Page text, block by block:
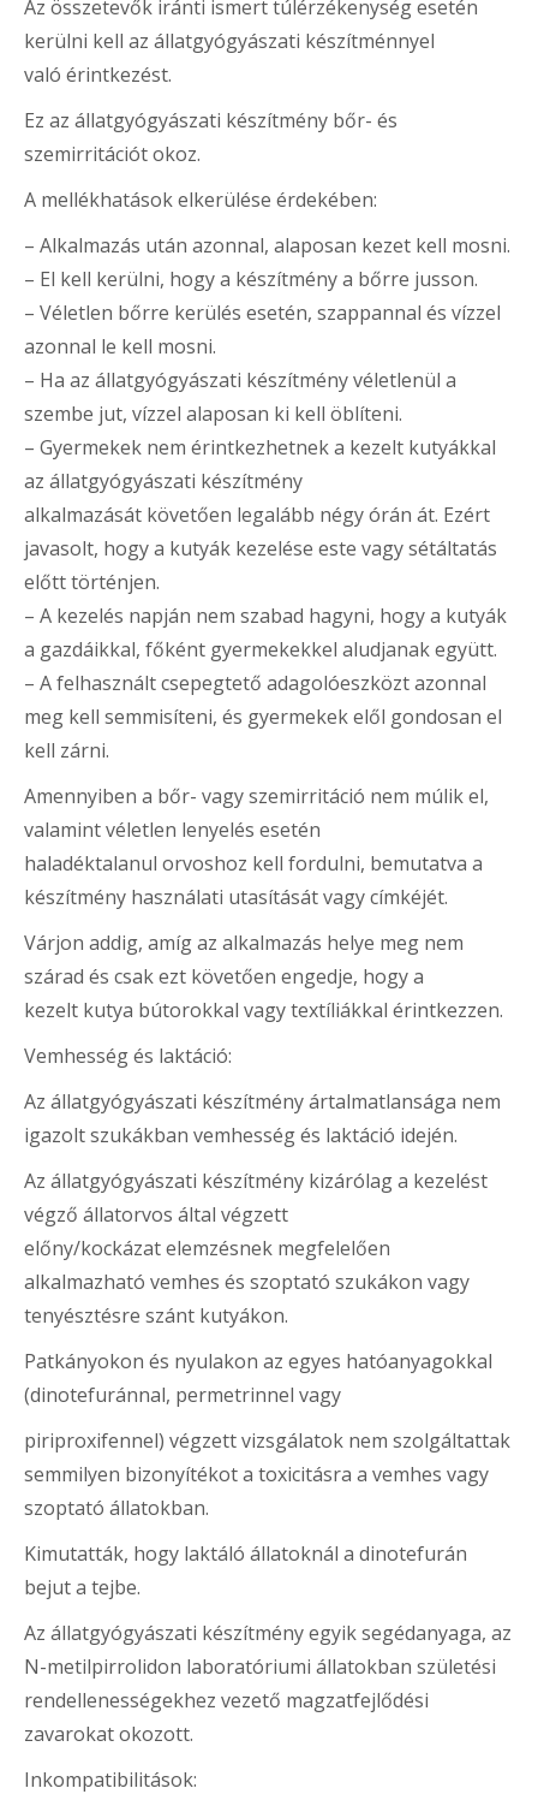
Az összetevők iránti ismert túlérzékenység esetén
kerülni kell az állatgyógyászati készítménnyel
való érintkezést.
Ez az állatgyógyászati készítmény bőr- és
szemirritációt okoz.
A mellékhatások elkerülése érdekében:
– Alkalmazás után azonnal, alaposan kezet kell mosni.
– El kell kerülni, hogy a készítmény a bőrre jusson.
– Véletlen bőrre kerülés esetén, szappannal és vízzel
azonnal le kell mosni.
– Ha az állatgyógyászati készítmény véletlenül a
szembe jut, vízzel alaposan ki kell öblíteni.
– Gyermekek nem érintkezhetnek a kezelt kutyákkal
az állatgyógyászati készítmény
alkalmazását követően legalább négy órán át. Ezért
javasolt, hogy a kutyák kezelése este vagy sétáltatás
előtt történjen.
– A kezelés napján nem szabad hagyni, hogy a kutyák
a gazdáikkal, főként gyermekekkel aludjanak együtt.
– A felhasznált csepegtető adagolóeszközt azonnal
meg kell semmisíteni, és gyermekek elől gondosan el
kell zárni.
Amennyiben a bőr- vagy szemirritáció nem múlik el,
valamint véletlen lenyelés esetén
haladéktalanul orvoshoz kell fordulni, bemutatva a
készítmény használati utasítását vagy címkéjét.
Várjon addig, amíg az alkalmazás helye meg nem
szárad és csak ezt követően engedje, hogy a
kezelt kutya bútorokkal vagy textíliákkal érintkezzen.
Vemhesség és laktáció:
Az állatgyógyászati készítmény ártalmatlansága nem
igazolt szukákban vemhesség és laktáció idején.
Az állatgyógyászati készítmény kizárólag a kezelést
végző állatorvos által végzett
előny/kockázat elemzésnek megfelelően
alkalmazható vemhes és szoptató szukákon vagy
tenyésztésre szánt kutyákon.
Patkányokon és nyulakon az egyes hatóanyagokkal
(dinotefuránnal, permetrinnel vagy
piriproxifennel) végzett vizsgálatok nem szolgáltattak
semmilyen bizonyítékot a toxicitásra a vemhes vagy
szoptató állatokban.
Kimutatták, hogy laktáló állatoknál a dinotefurán
bejut a tejbe.
Az állatgyógyászati készítmény egyik segédanyaga, az
N-metilpirrolidon laboratóriumi állatokban születési
rendellenességekhez vezető magzatfejlődési
zavarokat okozott.
Inkompatibilitások: